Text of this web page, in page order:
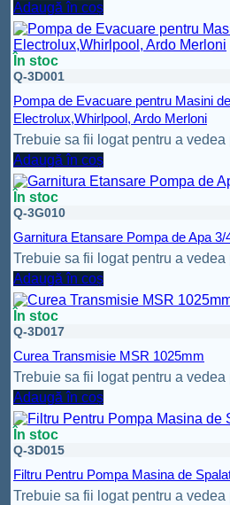
Adaugă în coș
În stoc
Q-3D001
Pompa de Evacuare pentru Masini
Electrolux,Whirlpool, Ardo Merloni
Trebuie sa fii logat pentru a vedea
Adaugă în coș
În stoc
Q-3G010
Garnitura Etansare Pompa de Apa 3/
Trebuie sa fii logat pentru a vedea
Adaugă în coș
În stoc
Q-3D017
Curea Transmisie MSR 1025mm
Trebuie sa fii logat pentru a vedea
Adaugă în coș
În stoc
Q-3D015
Filtru Pentru Pompa Masina de
Trebuie sa fii logat pentru a vedea